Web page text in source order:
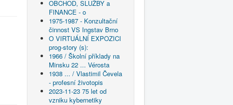
OBCHOD, SLUŽBY a
FINANCE - o
1975-1987 - Konzultační
činnost VS Ingstav Brno
O VIRTUÁLNÍ EXPOZICI
prog-story (s):
1966 / Školní příklady na
Minsku 22 ... Vérosta
1938 ... / Vlastimil Čevela
- profesní životopis
2023-11-23 75 let od
vzniku kybernetiky